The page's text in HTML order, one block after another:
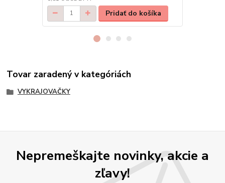
Pridať do košíka
Tovar zaradený v kategóriách
VYKRAJOVAČKY
Nepremeškajte novinky, akcie a
zľavy!